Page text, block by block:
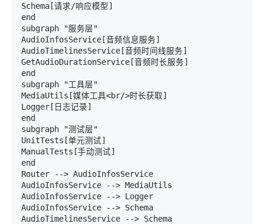
Schema[请求/响应模型]
end
subgraph "服务层"
AudioInfosService[音频信息服务]
AudioTimelinesService[音频时间线服务]
GetAudioDurationService[音频时长服务]
end
subgraph "工具层"
MediaUtils[媒体工具<br/>时长获取]
Logger[日志记录]
end
subgraph "测试层"
UnitTests[单元测试]
ManualTests[手动测试]
end
Router --> AudioInfosService
AudioInfosService --> MediaUtils
AudioInfosService --> Logger
AudioInfosService --> Schema
AudioTimelinesService --> Schema